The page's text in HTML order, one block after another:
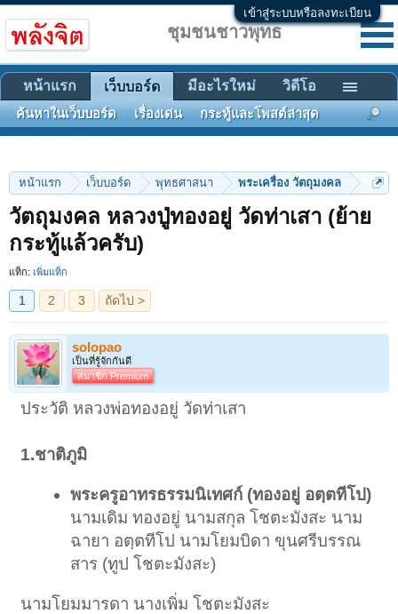
เข้าสู่ระบบหรือลงทะเบียน
หน้าแรก เว็บบอร์ด พุทธศาสนา พระเครื่อง วัตถุมงคล
วัตถุมงคล หลวงปู่ทองอยู่ วัดท่าเสา (ย้าย
กระทู้แล้วครับ)
แท็ก: เพิ่มแท็ก
1 2 3 ถัดไป >
solopao
เป็นที่รู้จักกันดี
สมาชิก Premium
ประวัติ หลวงพ่อทองอยู่ วัดท่าเสา
1.ชาติภูมิ
พระครูอาทรธรรมนิเทศก์ (ทองอยู่ อตฺตทีโป)
นามเดิม ทองอยู่ นามสกุล โชตะมังสะ นาม
ฉายา อตฺตทีโป นามโยมบิดา ขุนศรีบรรณ
สาร (ทูป โชตะมังสะ)
นามโยมมารดา นางเพิ่ม โชตะมังสะ
ชุมชนชาวพุทธ
หน้าแรก เว็บบอร์ด
ค้นหาในเว็บบอร์ด เรื่องเด่น กระทู้และโพสต์ล่าสุด
มีอะไรใหม่ วิดีโอ